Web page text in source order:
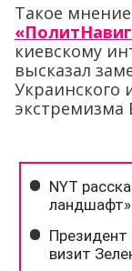
Такое
киевскому
высказал
Украинского
экстремизма